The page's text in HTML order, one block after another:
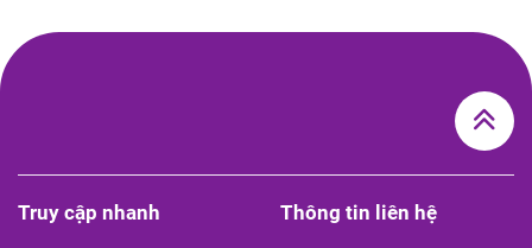
Truy cập nhanh Thông tin liên hệ